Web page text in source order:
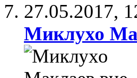
27.05.2017,
Миклухо